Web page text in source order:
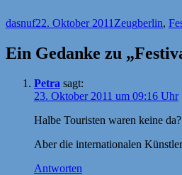
Autor
dasnufVeröffentlicht
22. Oktober 2011 Kategorien
Zeugberlin,
Ein Gedanke zu
Petra sagt:
23. Oktober 2011 um 09:16 Uhr
Halbe Touristen waren keine
Aber die internationalen
Antworten